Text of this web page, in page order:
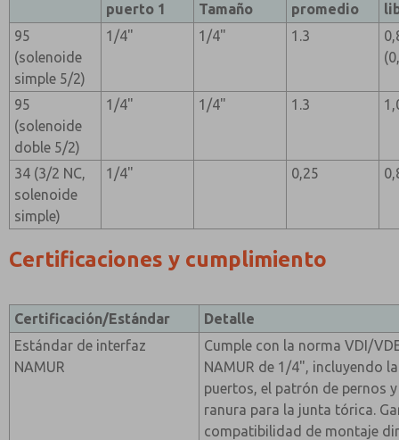
puerto 1
Tamaño
promedio
95
(solenoide
simple 5/2)
1/4" 1/4" 1.3
95
(solenoide
doble 5/2)
1/4" 1/4" 1.3
34 (3/2 NC,
solenoide
simple)
1/4" 0,25
Certificaciones y cumplimiento
Certificación/Estándar
Detalle
Estándar de interfaz
NAMUR
Cumple con la norma VDI/
NAMUR de 1/4", incluyendo
puertos, el patrón de pernos
ranura para la junta tórica.
compatibilidad de montaje